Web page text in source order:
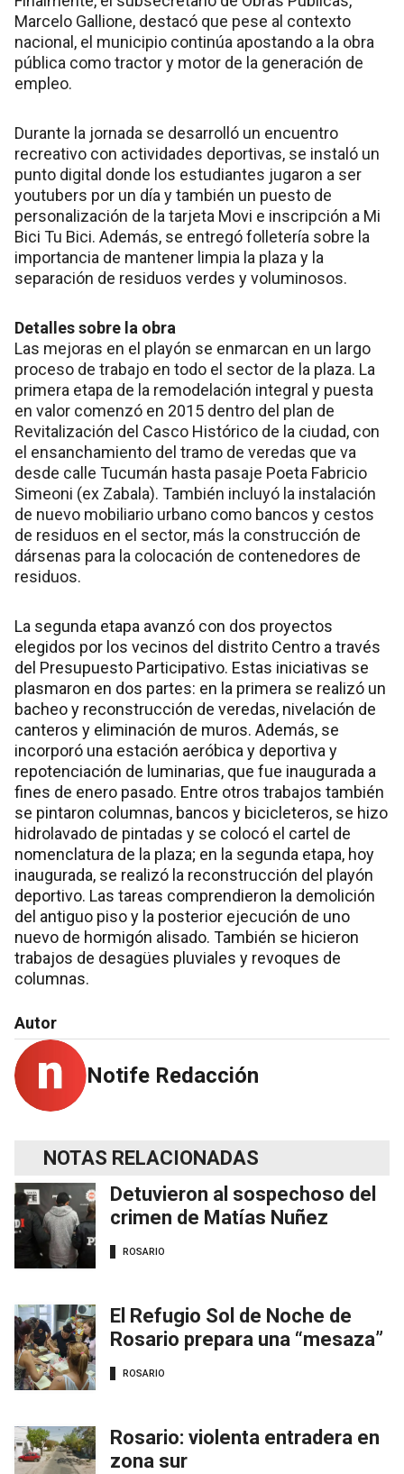
Marcelo Gallione, destacó que pese al contexto
nacional, el municipio continúa apostando a la obra
pública como tractor y motor de la generación de
empleo.
Durante la jornada se desarrolló un encuentro
recreativo con actividades deportivas, se instaló un
punto digital donde los estudiantes jugaron a ser
youtubers por un día y también un puesto de
personalización de la tarjeta Movi e inscripción a Mi
Bici Tu Bici. Además, se entregó folletería sobre la
importancia de mantener limpia la plaza y la
separación de residuos verdes y voluminosos.
Detalles sobre la obra
Las mejoras en el playón se enmarcan en un largo
proceso de trabajo en todo el sector de la plaza. La
primera etapa de la remodelación integral y puesta
en valor comenzó en 2015 dentro del plan de
Revitalización del Casco Histórico de la ciudad, con
el ensanchamiento del tramo de veredas que va
desde calle Tucumán hasta pasaje Poeta Fabricio
Simeoni (ex Zabala). También incluyó la instalación
de nuevo mobiliario urbano como bancos y cestos
de residuos en el sector, más la construcción de
dársenas para la colocación de contenedores de
residuos.
La segunda etapa avanzó con dos proyectos
elegidos por los vecinos del distrito Centro a través
del Presupuesto Participativo. Estas iniciativas se
plasmaron en dos partes: en la primera se realizó un
bacheo y reconstrucción de veredas, nivelación de
canteros y eliminación de muros. Además, se
incorporó una estación aeróbica y deportiva y
repotenciación de luminarias, que fue inaugurada a
fines de enero pasado. Entre otros trabajos también
se pintaron columnas, bancos y bicicleteros, se hizo
hidrolavado de pintadas y se colocó el cartel de
nomenclatura de la plaza; en la segunda etapa, hoy
inaugurada, se realizó la reconstrucción del playón
deportivo. Las tareas comprendieron la demolición
del antiguo piso y la posterior ejecución de uno
nuevo de hormigón alisado. También se hicieron
trabajos de desagües pluviales y revoques de
columnas.
Autor
Notife Redacción
NOTAS RELACIONADAS
Detuvieron al sospechoso del
crimen de Matías Nuñez
ROSARIO
El Refugio Sol de Noche de
Rosario prepara una “mesaza”
ROSARIO
Rosario: violenta entradera en
zona sur